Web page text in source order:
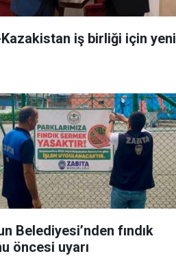
iş birliği için yeni
Belediyesi’nden fındık
öncesi uyarı